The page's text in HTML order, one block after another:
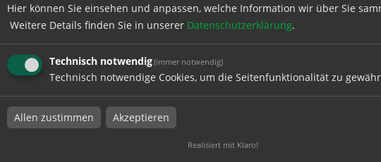
Zahnstocher
Hier können Sie einsehen und anpassen, welche Information wir über Sie
Weitere Details finden Sie in unserer Datenschutzerklärung.
Technisch notwendig(immer notwendig)
Technisch notwendige Cookies, um die Seitenfunktionalität zu
Allen zustimmen Akzeptieren
Realisiert mit Klaro!